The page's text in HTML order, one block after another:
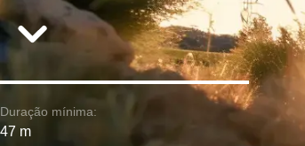
Duração mínima:
47 m